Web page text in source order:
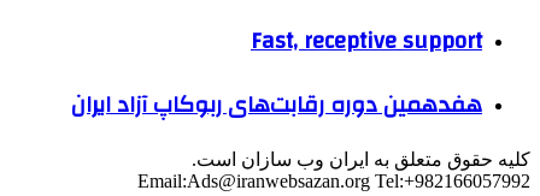
Fast, receptive support
هفدهمین دوره رقابت‌های ربوکاپ آزاد ایران
کلیه حقوق متعلق به ایران وب سازان است.
Email:Ads@iranwebsazan.org Tel:+982166057992